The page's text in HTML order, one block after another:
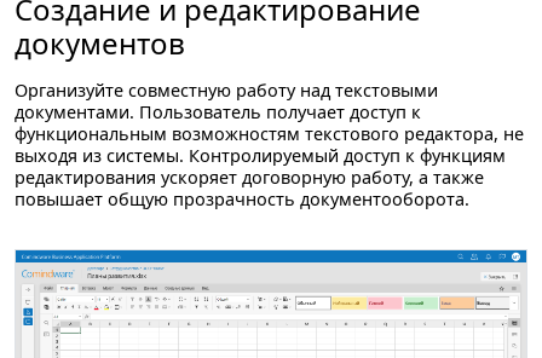
Создание и редактирование
документов
Организуйте совместную работу над текстовыми
документами. Пользователь получает доступ к
функциональным возможностям текстового редактора, не
выходя из системы. Контролируемый доступ к функциям
редактирования ускоряет договорную работу, а также
повышает общую прозрачность документооборота.